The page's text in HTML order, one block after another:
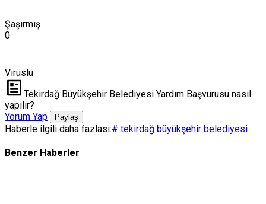
Şaşırmış
0
Virüslü
Tekirdağ Büyükşehir Belediyesi Yardım Başvurusu nasıl
yapılır?
Yorum Yap
Paylaş
Haberle ilgili daha fazlası:# tekirdağ büyükşehir belediyesi
Benzer Haberler